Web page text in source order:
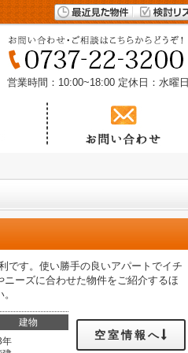
営業時間：10:00~18:00 定休日：水曜日
です。使い勝手の良いアパートでイチ
ーズに合わせた物件をご紹介するほ
建物
年
空室情報へ